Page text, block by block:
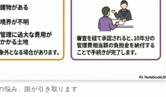
悩み、国が引き取ります